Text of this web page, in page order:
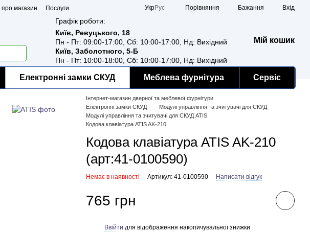
про магазин
Послуги
УкрРус Порівняння Бажання Вхід
Графік роботи:
Київ, Ревуцького, 18
Пн - Пт: 09:00-17:00, Сб: 10:00-17:00, Нд: Вихідний
Київ, Заболотного, 5-Б
Пн - Пт: 10:00-18:00, Сб: 10:00-17:00, Нд: Вихідний
Мій кошик
Електронні замки СКУД Меблева фурнітура Сервіс
Інтернет-магазин дверної та меблевої фурнітури
Електронні замки СКУД
Модулі управління та зчитувачі для СКУД
Модулі управління та зчитувачі для СКУД ATIS
Кодова клавіатура ATIS AK-210
Кодова клавіатура ATIS AK-210
(арт:41-0100590)
Немає в наявності Артикул: 41-0100590 Написати відгук
765 грн
Ввійти для відображення накопичувальної знижки